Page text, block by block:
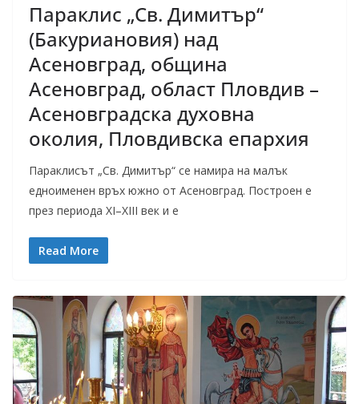
Параклис „Св. Димитър“
(Бакуриановия) над
Асеновград, община
Асеновград, област Пловдив –
Асеновградска духовна
околия, Пловдивска епархия
Параклисът „Св. Димитър“ се намира на малък
едноименен връх южно от Асеновград. Построен е
през периода XI–XIII век и е
Read More